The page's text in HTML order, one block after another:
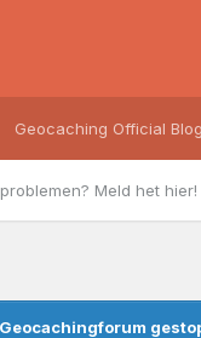
Meld het hier!
Geocaching Official Blog